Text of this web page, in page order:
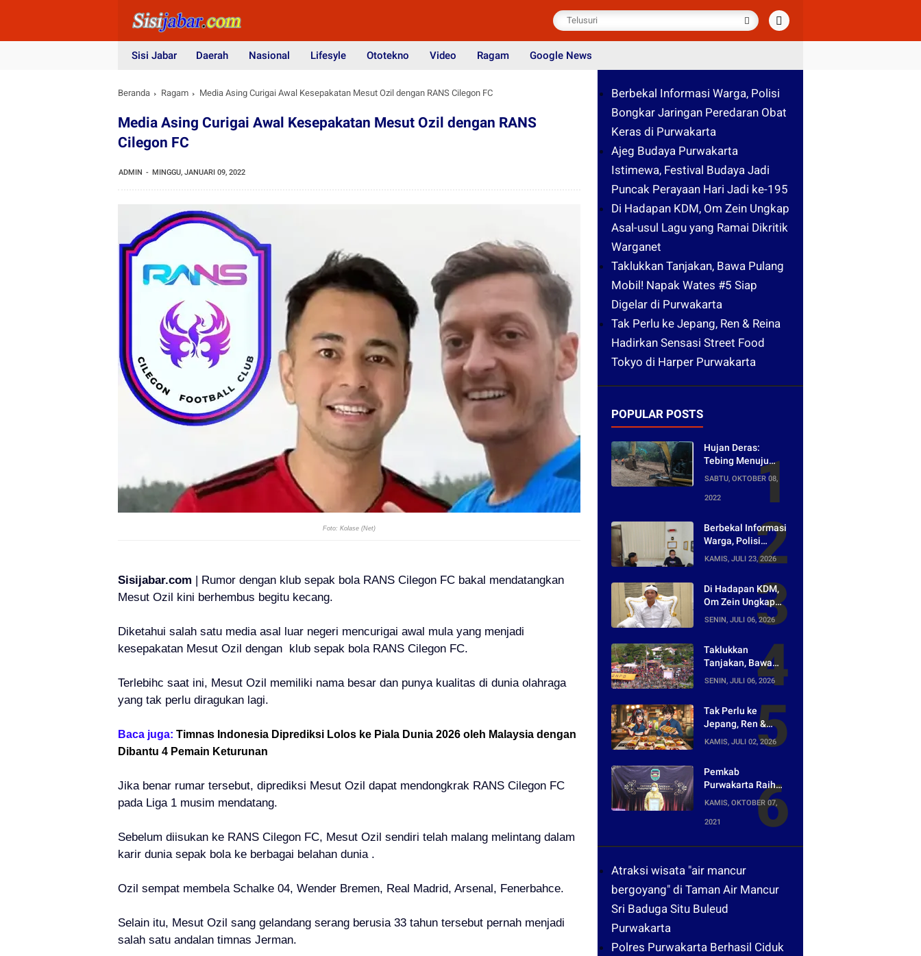
Sisi Jabar Daerah Nasional Lifesyle Ototekno Video Ragam Google News
Beranda Ragam Media Asing Curigai Awal Kesepakatan Mesut Ozil dengan RANS Cilegon FC
Media Asing Curigai Awal Kesepakatan Mesut Ozil dengan RANS
Cilegon FC
ADMIN MINGGU, JANUARI 09, 2022
Foto: Kolase (Net)
Sisijabar.com | Rumor dengan klub sepak bola RANS Cilegon FC bakal mendatangkan
Mesut Ozil kini berhembus begitu kecang.
Diketahui salah satu media asal luar negeri mencurigai awal mula yang menjadi
kesepakatan Mesut Ozil dengan klub sepak bola RANS Cilegon FC.
Terlebihc saat ini, Mesut Ozil memiliki nama besar dan punya kualitas di dunia olahraga
yang tak perlu diragukan lagi.
Baca juga: Timnas Indonesia Diprediksi Lolos ke Piala Dunia 2026 oleh Malaysia dengan
Dibantu 4 Pemain Keturunan
Jika benar rumar tersebut, diprediksi Mesut Ozil dapat mendongkrak RANS Cilegon FC
pada Liga 1 musim mendatang.
Sebelum diisukan ke RANS Cilegon FC, Mesut Ozil sendiri telah malang melintang dalam
karir dunia sepak bola ke berbagai belahan dunia .
Ozil sempat membela Schalke 04, Wender Bremen, Real Madrid, Arsenal, Fenerbahce.
Selain itu, Mesut Ozil sang gelandang serang berusia 33 tahun tersebut pernah menjadi
salah satu andalan timnas Jerman.
Berbekal Informasi Warga, Polisi
Bongkar Jaringan Peredaran Obat
Keras di Purwakarta
Ajeg Budaya Purwakarta
Istimewa, Festival Budaya Jadi
Puncak Perayaan Hari Jadi ke-195
Di Hadapan KDM, Om Zein Ungkap
Asal-usul Lagu yang Ramai Dikritik
Warganet
Taklukkan Tanjakan, Bawa Pulang
Mobil! Napak Wates #5 Siap
Digelar di Purwakarta
Tak Perlu ke Jepang, Ren & Reina
Hadirkan Sensasi Street Food
Tokyo di Harper Purwakarta
POPULAR POSTS
Hujan Deras:
Tebing Menuju
Tangkuban Parahu
Menuju Wisata
SABTU, OKTOBER 08,
2022
Berbekal Informasi
Warga, Polisi
Bongkar Jaringan
Peredaran Obat
Purwakarta
KAMIS, JULI 23, 2026
Di Hadapan KDM,
Om Zein Ungkap
Asal-usul Lagu
yang Ramai Dikritik
SENIN, JULI 06, 2026
Taklukkan
Tanjakan, Bawa
Pulang Mobil!
Napak Wates #5
Purwakarta
SENIN, JULI 06, 2026
Tak Perlu ke
Jepang, Ren &
Reina Hadirkan
Harper Purwakarta
KAMIS, JULI 02, 2026
Pemkab
Purwakarta Raih
Penghargaan
Terpopuler di Ajang
2021
KAMIS, OKTOBER 07,
2021
Atraksi wisata "air mancur
bergoyang" di Taman Air Mancur
Sri Baduga Situ Buleud
Purwakarta
Polres Purwakarta Berhasil Ciduk